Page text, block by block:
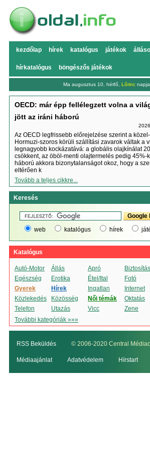
kezdőlap hírek katalógus játékok
hírkatalógus böngészős játékok
Ma augusztus 10, hétfő, Lőrinc napja
OECD: már épp fellélegzett volna a
jött az iráni háború
Az OECD legfrissebb előrejelzése szerint a
Hormuzi-szoros körüli szállítási zavarok váltak a
legnagyobb kockázatává: a globális olajkínálat
csökkent, az öböl-menti olajtermelés pedig 45%-
háború akkora bizonytalanságot okoz, hogy a
eltérően k
Tovább a teljes cikkre...
Keresés
web katalógus hírek
Katalógus
Autó-Motor Állás Apró Biztosítás
Egészség
Erotika Étel/Ital Fotó
Gyerek
Hírek Ingatlan Internet
Közlekedés
Közösség Női témák Oktatás
Telefon
Utazás Vicc
Zene
További kategóriák »»»
RSS Beküldés © 2006-2020 Central
Médiaajánlat Adatvédelem Hírstart